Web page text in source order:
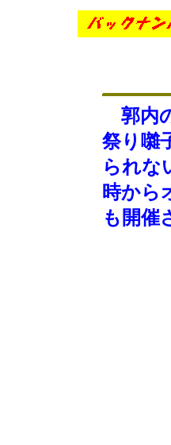
郭内
祭り囃
られな
時から
も開催